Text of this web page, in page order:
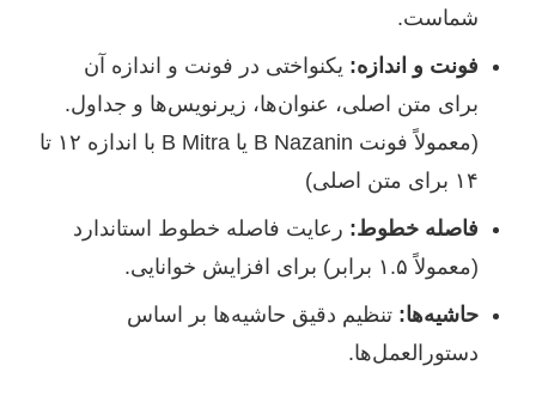
شماست.
فونت و اندازه: یکنواختی در فونت و اندازه آن
برای متن اصلی، عنوان‌ها، زیرنویس‌ها و جداول.
(معمولاً فونت B Nazanin یا B Mitra با اندازه ۱۲ تا
۱۴ برای متن اصلی)
فاصله خطوط: رعایت فاصله خطوط استاندارد
(معمولاً ۱.۵ برابر) برای افزایش خوانایی.
حاشیه‌ها: تنظیم دقیق حاشیه‌ها بر اساس
دستورالعمل‌ها.